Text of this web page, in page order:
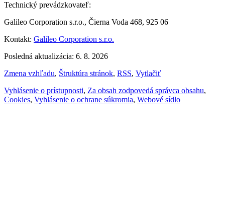
Technický prevádzkovateľ:
Galileo Corporation s.r.o., Čierna Voda 468, 925 06
Kontakt: Galileo Corporation s.r.o.
Posledná aktualizácia: 6. 8. 2026
Zmena vzhľadu, Štruktúra stránok, RSS, Vytlačiť
Vyhlásenie o prístupnosti, Za obsah zodpovedá správca obsahu,
Cookies, Vyhlásenie o ochrane súkromia, Webové sídlo